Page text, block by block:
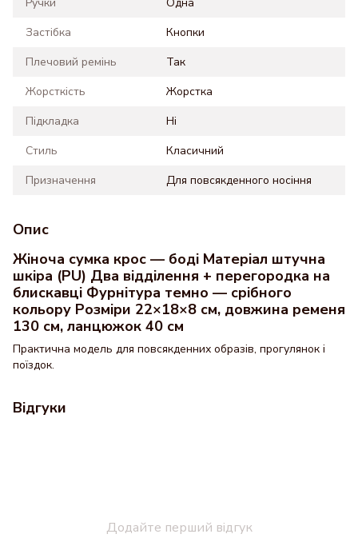
Застібка
Кнопки
Плечовий ремінь
Так
Жорсткість
Жорстка
Підкладка
Ні
Стиль
Класичний
Призначення
Для повсякденного носіння
Опис
Жіноча сумка крос — боді Матеріал штучна
шкіра (PU) Два відділення + перегородка на
блискавці Фурнітура темно — срібного
кольору Розміри 22×18×8 см, довжина ременя
130 см, ланцюжок 40 см
Практична модель для повсякденних образів, прогулянок і
поїздок.
Відгуки
Додайте перший відгук